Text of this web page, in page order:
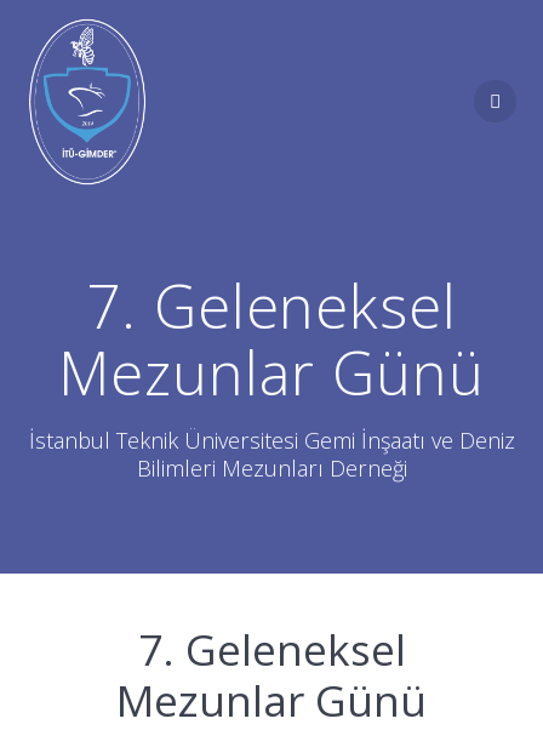
7. Geleneksel
Mezunlar Günü
İstanbul Teknik Üniversitesi Gemi İnşaatı ve Deniz
Bilimleri Mezunları Derneği
7. Geleneksel
Mezunlar Günü